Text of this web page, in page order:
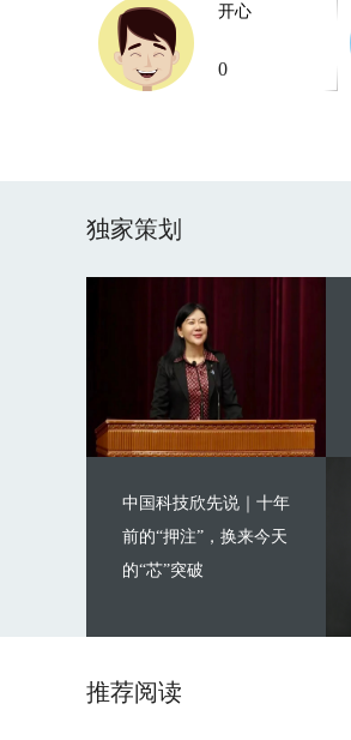
开心
0
独家策划
中国科技欣先说｜十年
前的“押注”，换来今天
的“芯”突破
推荐阅读